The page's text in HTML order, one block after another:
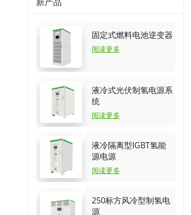
固定式燃料电池逆变器
阅读更多
液冷式光伏制氢电源系
统
阅读更多
液冷隔离型IGBT氢能
源电源
阅读更多
250标方风冷型制氢电
源